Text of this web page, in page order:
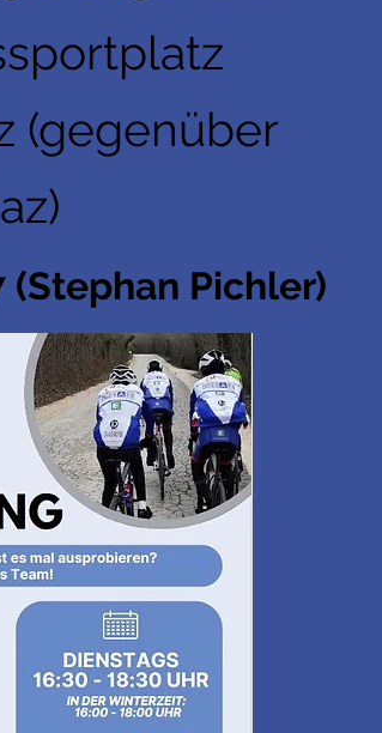
(gegenüber
(Stephan Pichler)
| Impressum